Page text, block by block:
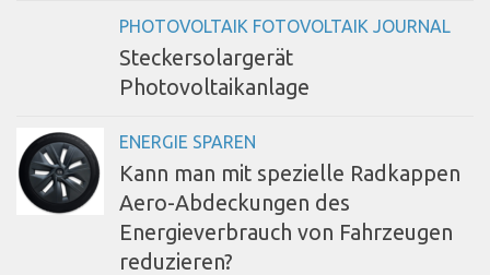
PHOTOVOLTAIK FOTOVOLTAIK JOURNAL
Steckersolargerät
Photovoltaikanlage
ENERGIE SPAREN
Kann man mit spezielle Radkappen
Aero-Abdeckungen des
Energieverbrauch von Fahrzeugen
reduzieren?